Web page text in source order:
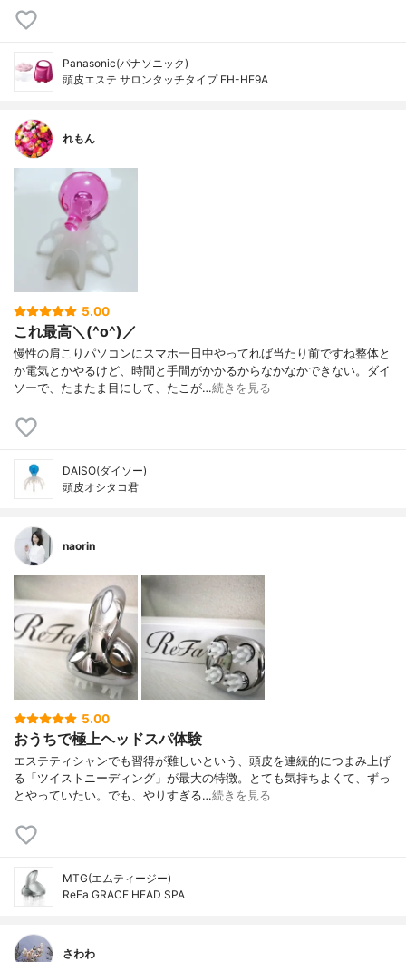
Panasonic(パナソニック)
頭皮エステ サロンタッチタイプ EH-HE9A
れもん
5.00
これ最高＼(^o^)／
慢性の肩こりパソコンにスマホ一日中やってれば当たり前ですね整体と
か電気とかやるけど、時間と手間がかかるからなかなかできない。ダイ
ソーで、たまたま目にして、たこが…続きを見る
DAISO(ダイソー)
頭皮オシタコ君
naorin
5.00
おうちで極上ヘッドスパ体験
エステティシャンでも習得が難しいという、頭皮を連続的につまみ上げ
る「ツイストニーディング」が最大の特徴。とても気持ちよくて、ずっ
とやっていたい。でも、やりすぎる…続きを見る
MTG(エムティージー)
ReFa GRACE HEAD SPA
さわわ